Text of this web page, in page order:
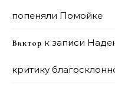
попеняли Помойке
Виктор к записи
критику